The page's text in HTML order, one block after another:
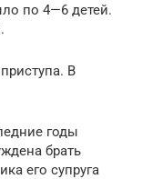
по 4—6 детей.
В
годы
брать
его супруга